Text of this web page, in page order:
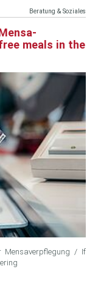
Beratung & Soziales
meals in the
Mensaverpflegung / If